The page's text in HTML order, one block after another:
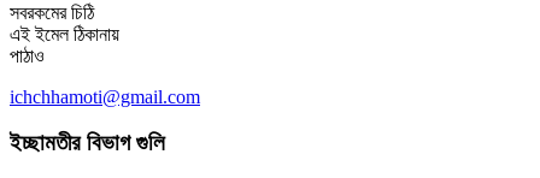
সবরকমের চিঠি
এই ইমেল ঠিকানায়
পাঠাও
ichchhamoti@gmail.com
ইচ্ছামতীর বিভাগ গুলি